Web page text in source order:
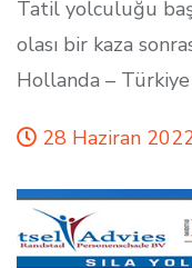
Tatil yolculuğu
olası bir kaza
Hollanda – Türkiye
28 Haziran